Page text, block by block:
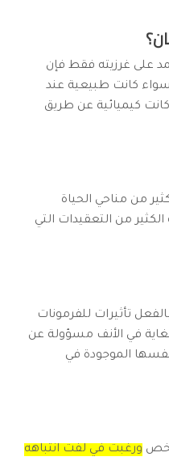
على غرزيته فقط فإن
سواء كانت طبيعية عند
كيميائية عن طريق
من مناحي الحياة
من التعقيدات التي
تأثيرات للفرمونات
في الأنف مسؤولة عن
نفسها الموجودة في
ورغبت في لفت انتباهه